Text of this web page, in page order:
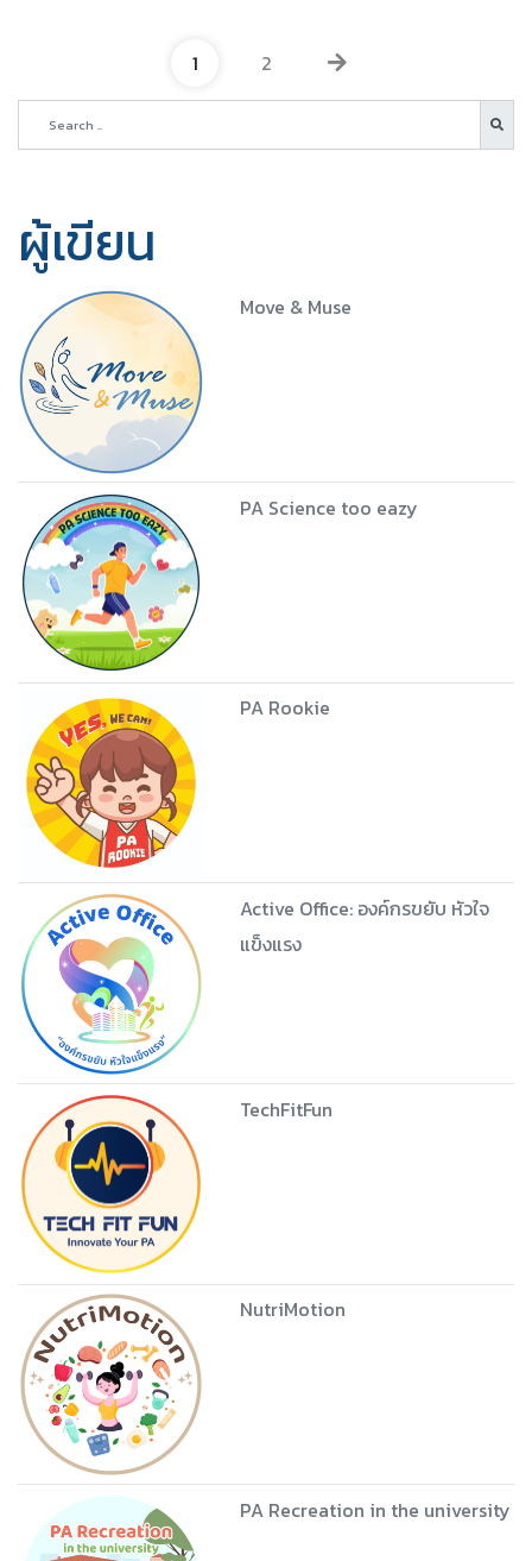
1 2
ผู้เขียน
Move & Muse
PA Science too eazy
PA Rookie
Active Office: องค์กรขยับ หัวใจ
แข็งแรง
TechFitFun
NutriMotion
PA Recreation in the university